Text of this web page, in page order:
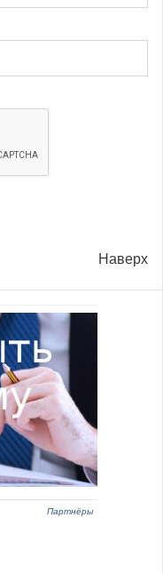
Наверх
Партнёры